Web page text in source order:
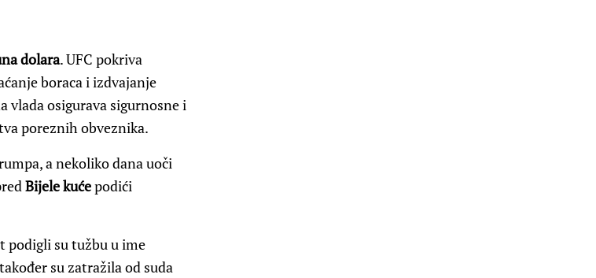
dolara. UFC pokriva
boraca i izdvajanje
vlada osigurava sigurnosne i
poreznih obveznika.
a nekoliko dana uoči
Bijele kućepodići
podigli su tužbu u ime
su zatražila od suda